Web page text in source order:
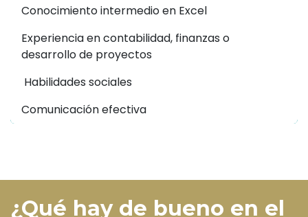
Conocimiento intermedio en Excel
Experiencia en contabilidad, finanzas o
desarrollo de proyectos
Habilidades sociales
Comunicación efectiva
¿Qué hay de bueno en el